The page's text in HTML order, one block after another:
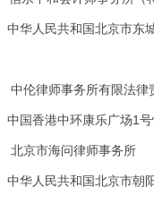
东城区朝阳门
所有限法律责
广场1号怡和
律师事务所
朝阳区东三环